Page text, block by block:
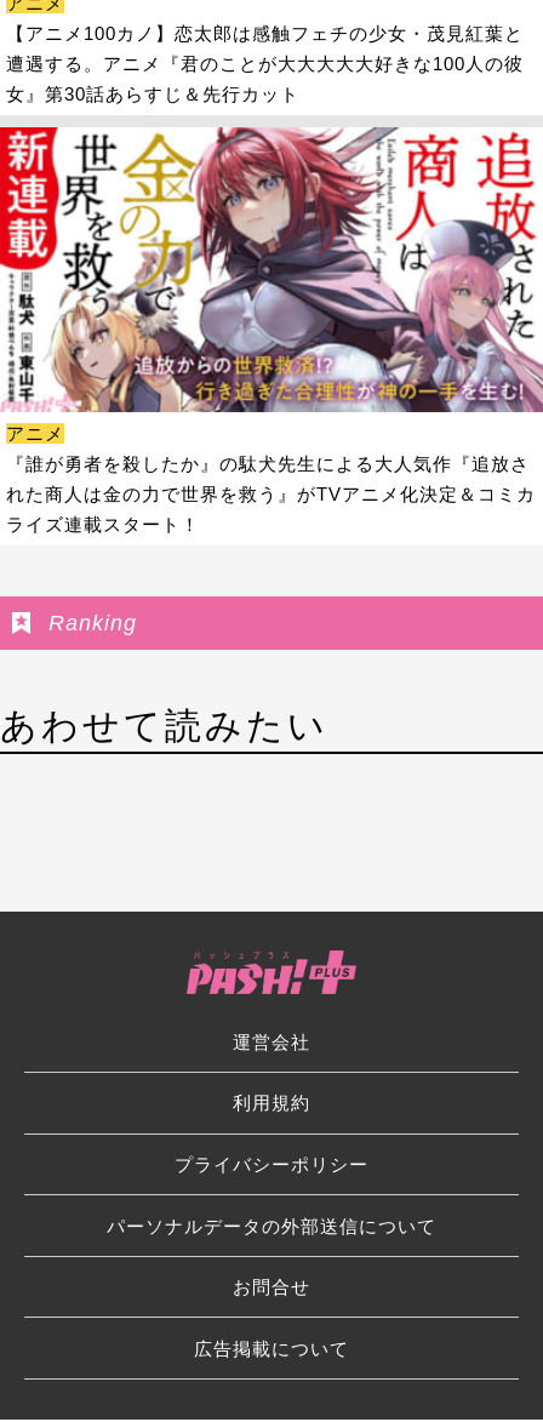
【アニメ100カノ】恋太郎は感触フェチの少女・茂見紅葉と
遭遇する。アニメ『君のことが大大大大大好きな100人の彼
女』第30話あらすじ＆先行カット
アニメ
『誰が勇者を殺したか』の駄犬先生による大人気作『追放さ
れた商人は金の力で世界を救う』がTVアニメ化決定＆コミカ
ライズ連載スタート！
Ranking
あわせて読みたい
運営会社
利用規約
プライバシーポリシー
パーソナルデータの外部送信について
お問合せ
広告掲載について